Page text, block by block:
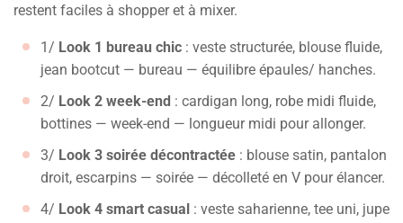
restent faciles à shopper et à mixer.
1/ Look 1 bureau chic : veste structurée, blouse fluide,
jean bootcut — bureau — équilibre épaules/ hanches.
2/ Look 2 week-end : cardigan long, robe midi fluide,
bottines — week-end — longueur midi pour allonger.
3/ Look 3 soirée décontractée : blouse satin, pantalon
droit, escarpins — soirée — décolleté en V pour élancer.
4/ Look 4 smart casual : veste saharienne, tee uni, jupe